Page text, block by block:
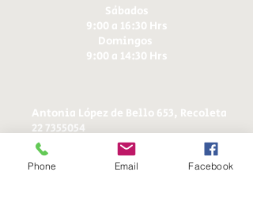
Sábados
9:00 a 16:30 Hrs
Domingos
9:00 a 14:30 Hrs
Antonia López de Bello 653, Recoleta
22 7355054
22 7375725
+56 9 75224598
ducereposteria@gmail.com
Phone Email Facebook